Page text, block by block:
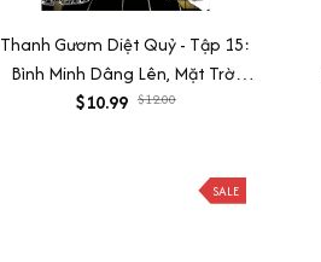
Thanh Gươm Diệt Quỷ - Tập 15:
Bình Minh Dâng Lên, Mặt Trời
Chiếu Rọi
$10.99 $12.00
SALE